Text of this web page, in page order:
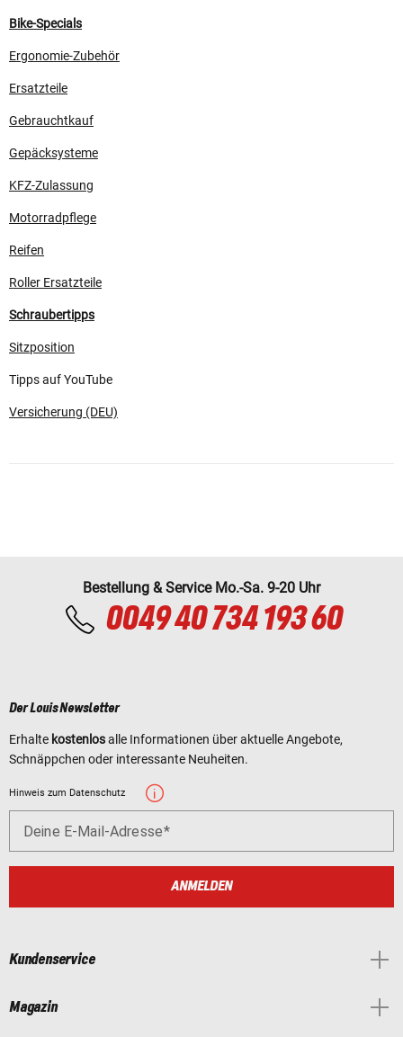
Bike-Specials
Ergonomie-Zubehör
Ersatzteile
Gebrauchtkauf
Gepäcksysteme
KFZ-Zulassung
Motorradpflege
Reifen
Roller Ersatzteile
Schraubertipps
Sitzposition
Tipps auf YouTube
Versicherung (DEU)
Bestellung & Service Mo.-Sa. 9-20 Uhr
0049 40 734 193 60
Der Louis Newsletter
Erhalte kostenlosalle Informationen über aktuelle Angebote,
Schnäppchen oder interessante Neuheiten.
Hinweis zum Datenschutz
Deine E-Mail-Adresse
ANMELDEN
Kundenservice
Magazin